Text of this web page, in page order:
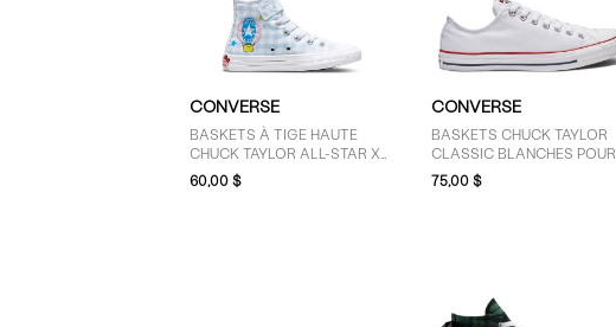
CONVERSE
BASKETS À TIGE HAUTE
CHUCK TAYLOR ALL-STAR X
HELLO KITTY &
CINNAMOROLL POUR
60,00 $
CONVERSE
BASKETS CHUCK TAYLOR
CLASSIC BLANCHES POUR
HOMMES
75,00 $